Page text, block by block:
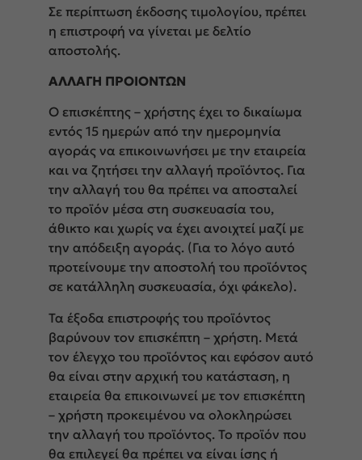
Σε περίπτωση έκδοσης τιμολογίου, πρέπει
η επιστροφή να γίνεται με δελτίο
αποστολής.
ΑΛΛΑΓΗ ΠΡΟΙΟΝΤΩΝ
Ο επισκέπτης – χρήστης έχει το δικαίωμα
εντός 15 ημερών από την ημερομηνία
αγοράς να επικοινωνήσει με την εταιρεία
και να ζητήσει την αλλαγή προϊόντος. Για
την αλλαγή του θα πρέπει να αποσταλεί
το προϊόν μέσα στη συσκευασία του,
άθικτο και χωρίς να έχει ανοιχτεί μαζί με
την απόδειξη αγοράς. (Για το λόγο αυτό
προτείνουμε την αποστολή του προϊόντος
σε κατάλληλη συσκευασία, όχι φάκελο).
Τα έξοδα επιστροφής του προϊόντος
βαρύνουν τον επισκέπτη – χρήστη. Μετά
τον έλεγχο του προϊόντος και εφόσον αυτό
θα είναι στην αρχική του κατάσταση, η
εταιρεία θα επικοινωνεί με τον επισκέπτη
– χρήστη προκειμένου να ολοκληρώσει
την αλλαγή του προϊόντος. Το προϊόν που
θα επιλεγεί θα πρέπει να είναι ίσης ή